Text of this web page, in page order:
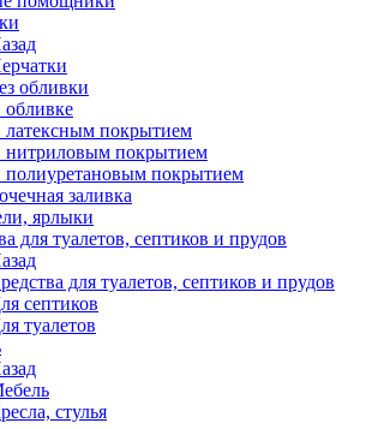
обливки
латексным покрытием
нитриловым покрытием
полиуретановым покрытием
заливка
ярлыки
для туалетов, септиков и прудов
для туалетов, септиков и прудов
септиков
туалетов
стулья